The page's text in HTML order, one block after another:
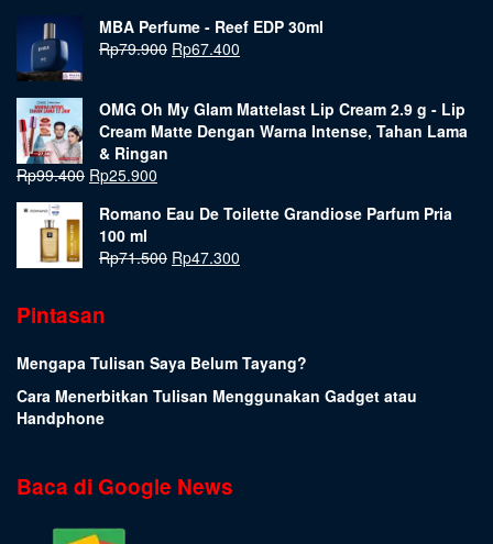
MBA Perfume - Reef EDP 30ml
Rp79.900 Rp67.400
OMG Oh My Glam Mattelast Lip Cream 2.9 g - Lip
Cream Matte Dengan Warna Intense, Tahan Lama
& Ringan
Rp99.400 Rp25.900
Romano Eau De Toilette Grandiose Parfum Pria
100 ml
Rp71.500 Rp47.300
Pintasan
Mengapa Tulisan Saya Belum Tayang?
Cara Menerbitkan Tulisan Menggunakan Gadget atau
Handphone
Baca di Google News